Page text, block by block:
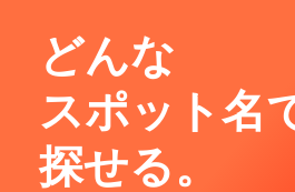
どんな
スポット名
探せる。